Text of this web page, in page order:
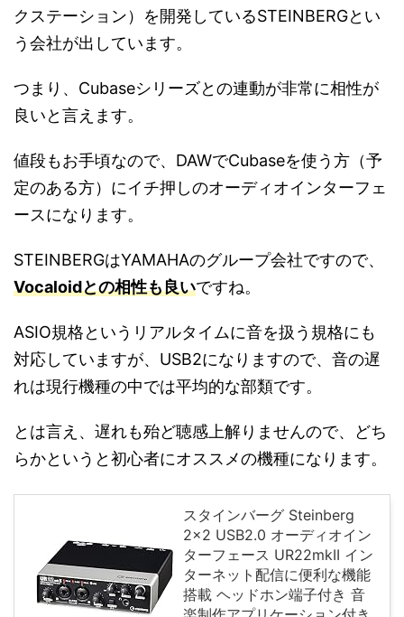
クステーション）を開発しているSTEINBERGとい
う会社が出しています。
つまり、Cubaseシリーズとの連動が非常に相性が
良いと言えます。
値段もお手頃なので、DAWでCubaseを使う方（予
定のある方）にイチ押しのオーディオインターフェ
ースになります。
STEINBERGはYAMAHAのグループ会社ですので、
Vocaloidとの相性も良いですね。
ASIO規格というリアルタイムに音を扱う規格にも
対応していますが、USB2になりますので、音の遅
れは現行機種の中では平均的な部類です。
とは言え、遅れも殆ど聴感上解りませんので、どち
らかというと初心者にオススメの機種になります。
スタインバーグ Steinberg
2x2 USB2.0 オーディオイン
ターフェース UR22mkII イン
ターネット配信に便利な機能
搭載 ヘッドホン端子付き 音